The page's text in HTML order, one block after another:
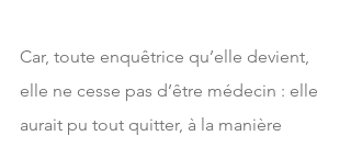
Car, toute enquêtrice qu’elle devient,
elle ne cesse pas d’être médecin : elle
aurait pu tout quitter, à la manière